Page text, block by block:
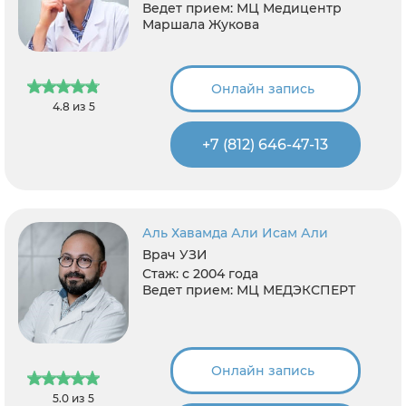
4.8 из 5
Ведет прием: МЦ Медицентр
Маршала Жукова
Онлайн запись
+7 (812) 646-47-13
5.0 из 5
Аль Хавамда Али Исам Али
Врач УЗИ
Стаж: с 2004 года
Ведет прием: МЦ МЕДЭКСПЕРТ
Онлайн запись